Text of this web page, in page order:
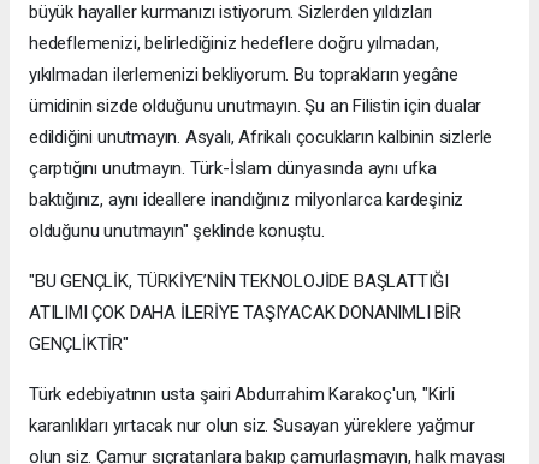
büyük hayaller kurmanızı istiyorum. Sizlerden yıldızları
hedeflemenizi, belirlediğiniz hedeflere doğru yılmadan,
yıkılmadan ilerlemenizi bekliyorum. Bu toprakların yegâne
ümidinin sizde olduğunu unutmayın. Şu an Filistin için dualar
edildiğini unutmayın. Asyalı, Afrikalı çocukların kalbinin sizlerle
çarptığını unutmayın. Türk-İslam dünyasında aynı ufka
baktığınız, aynı ideallere inandığınız milyonlarca kardeşiniz
olduğunu unutmayın" şeklinde konuştu.
"BU GENÇLİK, TÜRKİYE’NİN TEKNOLOJİDE BAŞLATTIĞI
ATILIMI ÇOK DAHA İLERİYE TAŞIYACAK DONANIMLI BİR
GENÇLİKTİR"
Türk edebiyatının usta şairi Abdurrahim Karakoç'un, "Kirli
karanlıkları yırtacak nur olun siz. Susayan yüreklere yağmur
olun siz. Çamur sıçratanlara bakıp çamurlaşmayın, halk mayası